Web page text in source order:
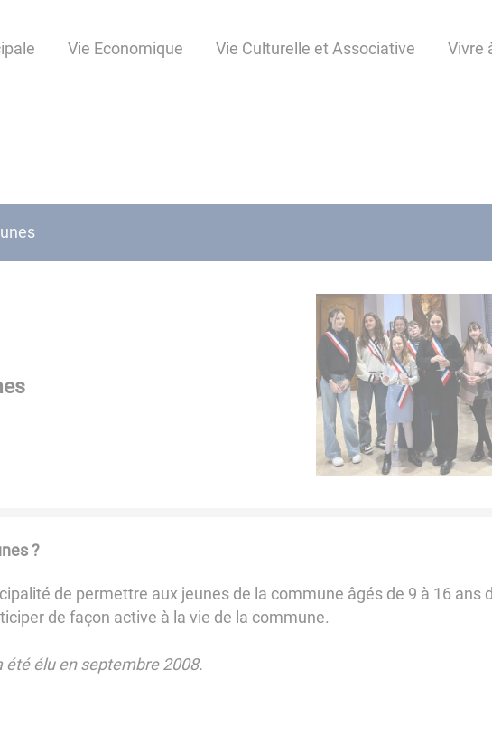
Vie Economique Vie Culturelle et Associative Vivre
?
de permettre aux jeunes de la commune âgés de 9 à 16 ans
de façon active à la vie de la commune.
élu en septembre 2008.